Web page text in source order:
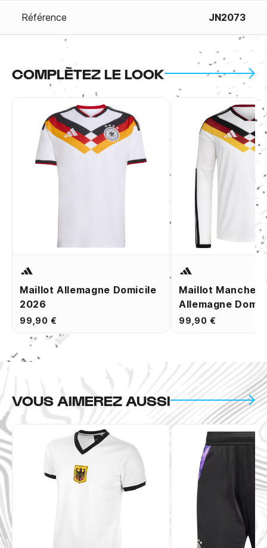
Référence JN2073
COMPLÈTEZ LE LOOK
Maillot Allemagne Domicile
2026
99,90 €
Maillot Manches
Allemagne
99,90 €
VOUS AIMEREZ AUSSI